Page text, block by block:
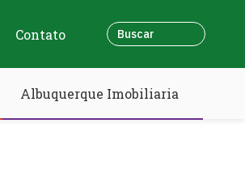
Contato
Albuquerque Imobiliaria